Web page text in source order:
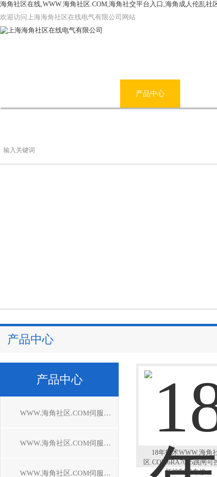
海角社区在线,WWW.海角社区.COM,海角社交平台入口,海角成人伦乱社
欢迎访问上海海角社区在线电气有限公司网站
产品中心
产品中心
产品中心
WWW.海角社区.COM伺服驱动器维修
WWW.海角社区.COM伺服控制器维修
WWW.海角社区.COM伺服电机维修
18年技术WWW.海角
区.COM6RA7095跳闸可
坏控制器专修